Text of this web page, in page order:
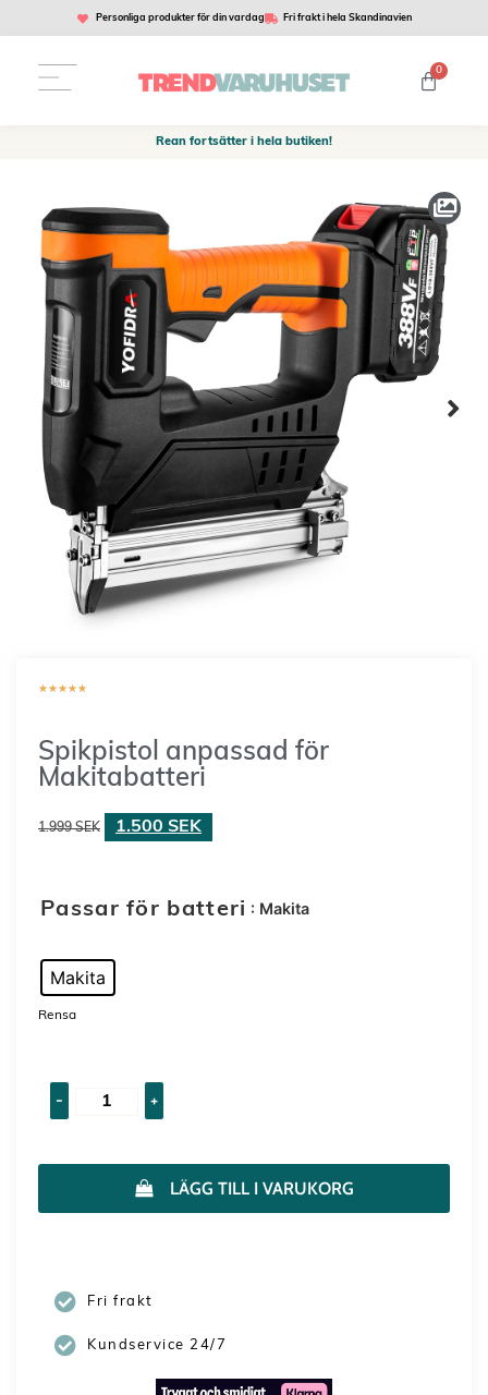
Personliga produkter för din vardag Fri frakt i hela Skandinavien
0
Rean fortsätter i hela butiken!
★★★★★
Spikpistol anpassad för
Makitabatteri
1.999SEK 1.500 SEK
Passar för batteri : Makita
Makita
Rensa
- +
LÄGG TILL I VARUKORG
Fri frakt
Kundservice 24/7